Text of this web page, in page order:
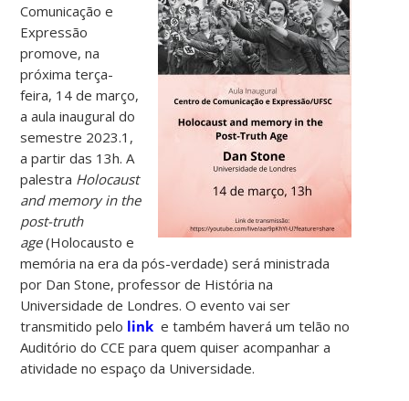
Comunicação e
Expressão
promove, na
próxima terça-
feira, 14 de março,
a aula inaugural do
semestre 2023.1,
a partir das 13h. A
palestra Holocaust
and memory in the
post-truth
age(Holocausto e
memória na era da pós-verdade) será ministrada
por Dan Stone, professor de História na
Universidade de Londres. O evento vai ser
transmitido pelo linke também haverá um telão no
Auditório do CCE para quem quiser acompanhar a
atividade no espaço da Universidade.